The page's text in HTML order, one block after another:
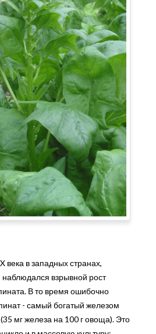
века в западных странах,
взрывной рост
В то время ошибочно
- самый богатый железом
мг железа на 100 г овоща). Это